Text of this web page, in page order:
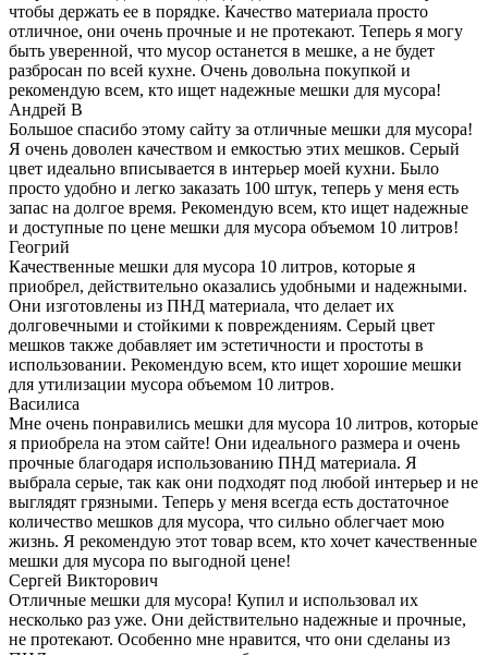
чтобы держать ее в порядке. Качество материала просто
отличное, они очень прочные и не протекают. Теперь я могу
быть уверенной, что мусор останется в мешке, а не будет
разбросан по всей кухне. Очень довольна покупкой и
рекомендую всем, кто ищет надежные мешки для мусора!
Андрей В
Большое спасибо этому сайту за отличные мешки для мусора!
Я очень доволен качеством и емкостью этих мешков. Серый
цвет идеально вписывается в интерьер моей кухни. Было
просто удобно и легко заказать 100 штук, теперь у меня есть
запас на долгое время. Рекомендую всем, кто ищет надежные
и доступные по цене мешки для мусора объемом 10 литров!
Геогрий
Качественные мешки для мусора 10 литров, которые я
приобрел, действительно оказались удобными и надежными.
Они изготовлены из ПНД материала, что делает их
долговечными и стойкими к повреждениям. Серый цвет
мешков также добавляет им эстетичности и простоты в
использовании. Рекомендую всем, кто ищет хорошие мешки
для утилизации мусора объемом 10 литров.
Василиса
Мне очень понравились мешки для мусора 10 литров, которые
я приобрела на этом сайте! Они идеального размера и очень
прочные благодаря использованию ПНД материала. Я
выбрала серые, так как они подходят под любой интерьер и не
выглядят грязными. Теперь у меня всегда есть достаточное
количество мешков для мусора, что сильно облегчает мою
жизнь. Я рекомендую этот товар всем, кто хочет качественные
мешки для мусора по выгодной цене!
Сергей Викторович
Отличные мешки для мусора! Купил и использовал их
несколько раз уже. Они действительно надежные и прочные,
не протекают. Особенно мне нравится, что они сделаны из